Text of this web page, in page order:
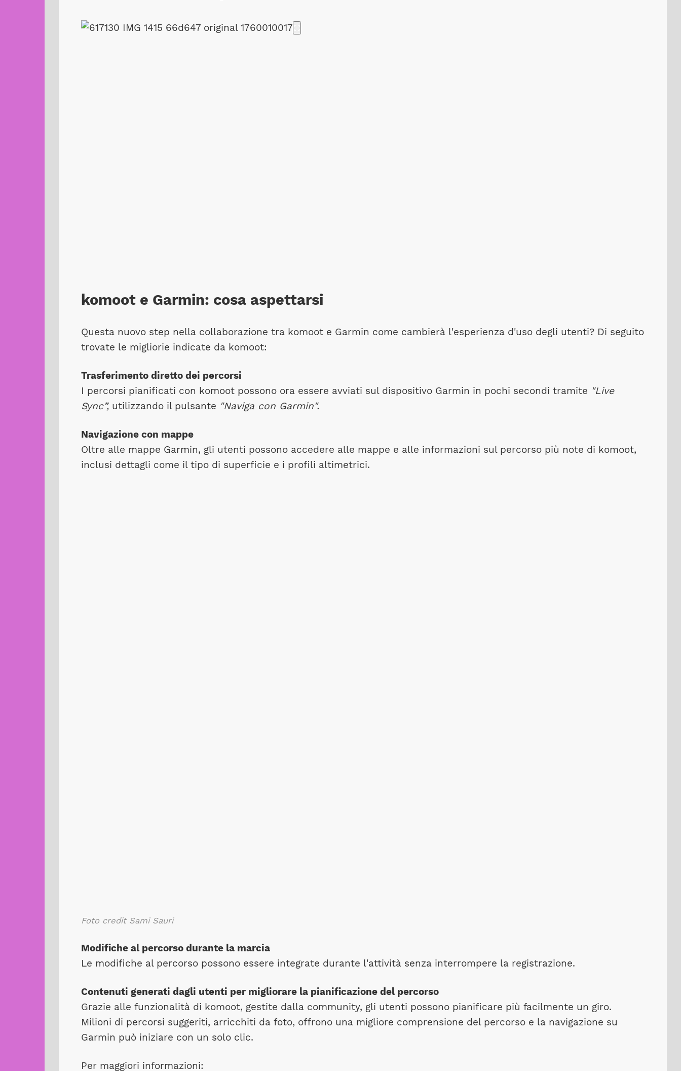
komoot e Garmin: cosa aspettarsi
Questa nuovo step nella collaborazione tra komoot e Garmin come cambierà l'esperienza d'uso degli utenti? Di seguito
trovate le migliorie indicate da komoot:
Trasferimento diretto dei percorsi
I percorsi pianificati con komoot possono ora essere avviati sul dispositivo Garmin in pochi secondi tramite "Live
Sync”,utilizzando il pulsante "Naviga con Garmin".
Navigazione con mappe
Oltre alle mappe Garmin, gli utenti possono accedere alle mappe e alle informazioni sul percorso più note di komoot,
inclusi dettagli come il tipo di superficie e i profili altimetrici.
Foto credit Sami Sauri
Modifiche al percorso durante la marcia
Le modifiche al percorso possono essere integrate durante l'attività senza interrompere la registrazione.
Contenuti generati dagli utenti per migliorare la pianificazione del percorso
Grazie alle funzionalità di komoot, gestite dalla community, gli utenti possono pianificare più facilmente un giro.
Milioni di percorsi suggeriti, arricchiti da foto, offrono una migliore comprensione del percorso e la navigazione su
Garmin può iniziare con un solo clic.
Per maggiori informazioni: